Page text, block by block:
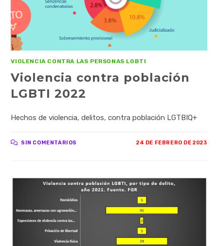
VIOLENCIA CONTRA LAS PERSONAS LGBTI
Violencia contra población
LGBTI 2022
Hechos de violencia, delitos, contra población LGTBIQ+
SIN COMENTARIOS 24 DE FEBRERO DE 2023